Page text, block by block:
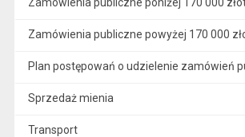
Zamówienia publiczne powyżej 170 000
Plan postępowań o udzielenie zamówień
Sprzedaż mienia
Transport